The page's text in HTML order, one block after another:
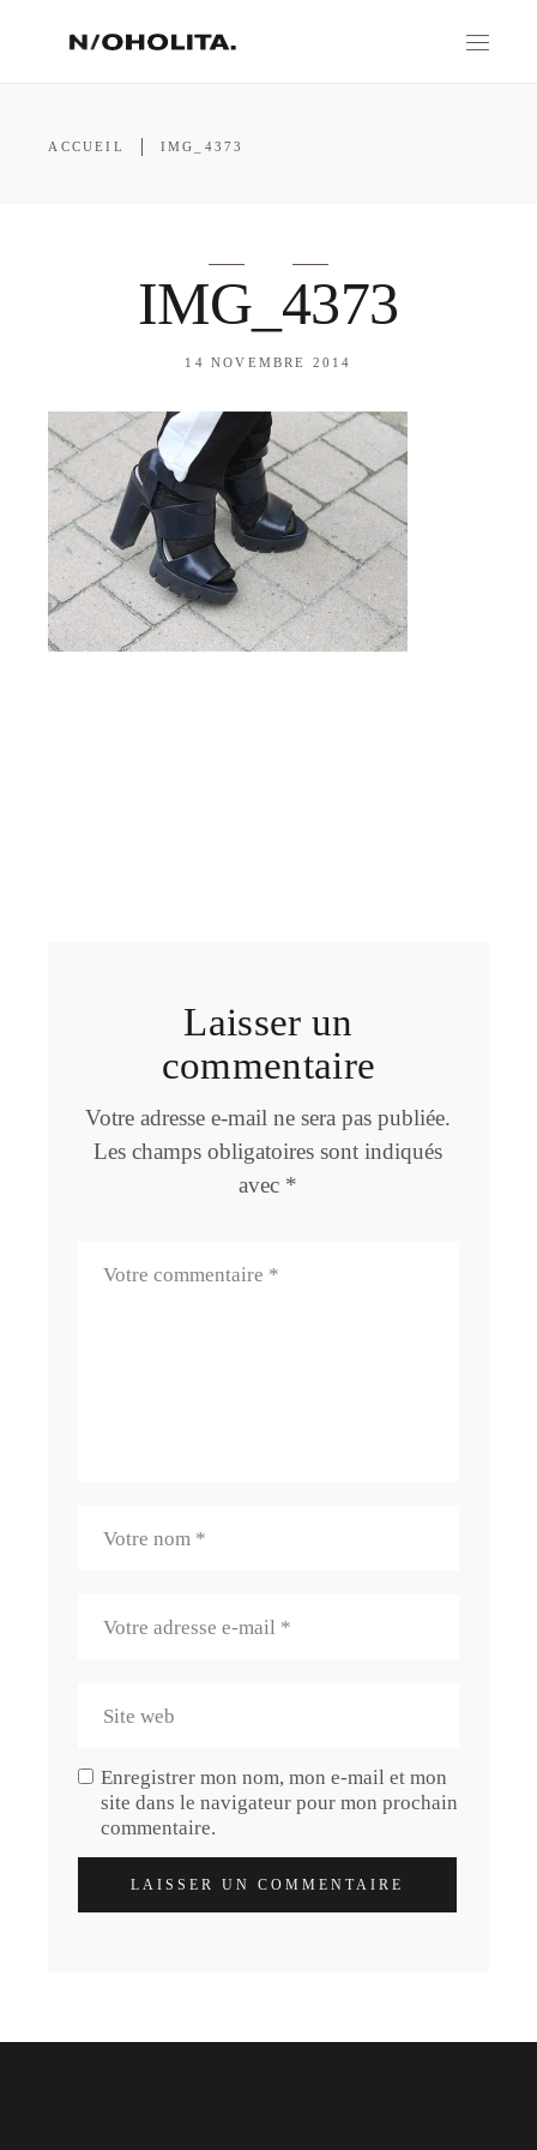
ACCUEIL IMG_4373
IMG_4373
14 NOVEMBRE 2014
Laisser un
commentaire
Votre adresse e-mail ne sera pas publiée.
Les champs obligatoires sont indiqués
avec *
Enregistrer mon nom, mon e-mail et mon
site dans le navigateur pour mon prochain
commentaire.
LAISSER UN COMMENTAIRE